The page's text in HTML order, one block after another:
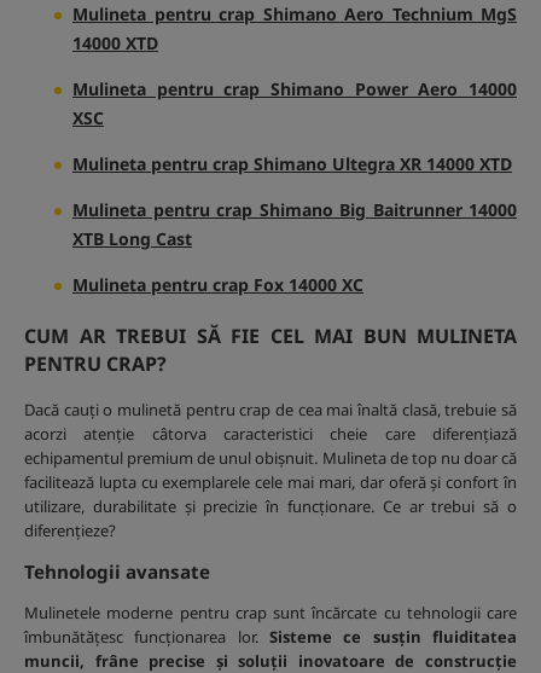
Mulineta pentru crap Shimano Aero Technium MgS
14000 XTD
Mulineta pentru crap Shimano Power Aero 14000
XSC
Mulineta pentru crap Shimano Ultegra XR 14000 XTD
Mulineta pentru crap Shimano Big Baitrunner 14000
XTB Long Cast
Mulineta pentru crap Fox 14000 XC
CUM AR TREBUI SĂ FIE CEL MAI BUN MULINETA
PENTRU CRAP?
Dacă cauți o mulinetă pentru crap de cea mai înaltă clasă, trebuie să
acorzi atenție câtorva caracteristici cheie care diferențiază
echipamentul premium de unul obișnuit. Mulineta de top nu doar că
facilitează lupta cu exemplarele cele mai mari, dar oferă și confort în
utilizare, durabilitate și precizie în funcționare. Ce ar trebui să o
diferențieze?
Tehnologii avansate
Mulinetele moderne pentru crap sunt încărcate cu tehnologii care
îmbunătățesc funcționarea lor. Sisteme ce susțin fluiditatea
muncii, frâne precise și soluții inovatoare de construcție